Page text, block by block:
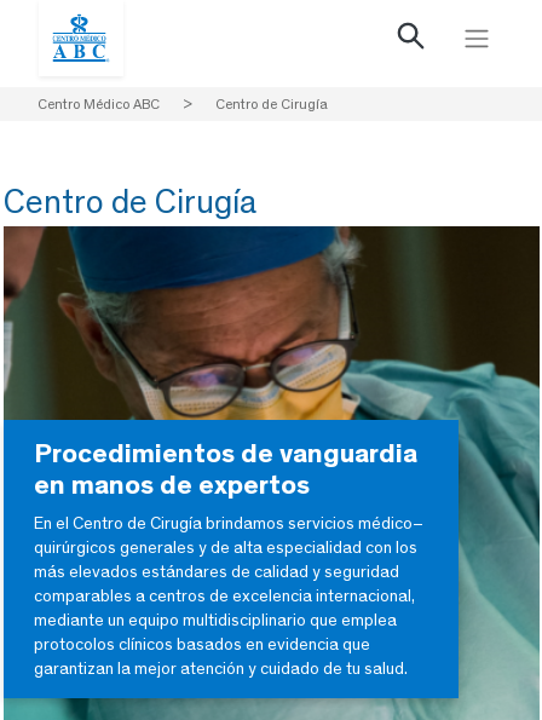
Centro Médico ABC > Centro de Cirugía
Centro de Cirugía
Procedimientos de vanguardia
en manos de expertos
En el Centro de Cirugía brindamos servicios médico–
quirúrgicos generales y de alta especialidad con los
más elevados estándares de calidad y seguridad
comparables a centros de excelencia internacional,
mediante un equipo multidisciplinario que emplea
protocolos clínicos basados en evidencia que
garantizan la mejor atención y cuidado de tu salud.